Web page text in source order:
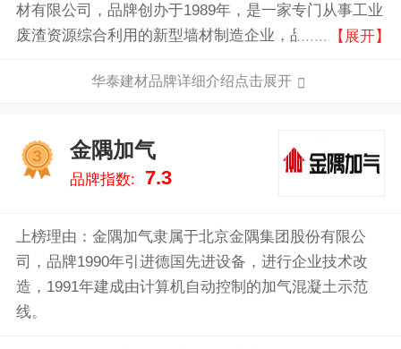
材有限公司，品牌创办于1989年，是一家专门从事工业
废渣资源综合利用的新型墙材制造企业，品牌拥有多条
粉煤灰砖年产能3亿块。
【展开】
华泰建材品牌详细介绍点击展开
3
金隅加气
品牌指数: 7.3
上榜理由：金隅加气隶属于北京金隅集团股份有限公
司，品牌1990年引进德国先进设备，进行企业技术改
造，1991年建成由计算机自动控制的加气混凝土示范
线。